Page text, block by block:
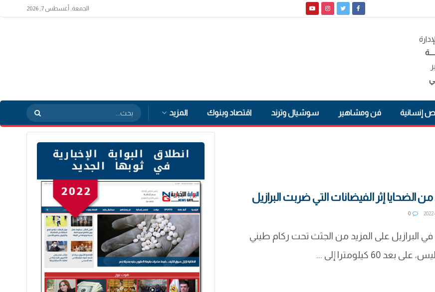
الجمعة, أغسطس 7, 2026
إنسانية فن ومشاهير سوشيال وترند اقتصاد وبنوك المزيد
الضحايا إثر الفيضانات التي ضربت البرازيل
0
في البرازيل على المزيد من الجثث تحت ركام طيني
60 كيلومترا إلى ...